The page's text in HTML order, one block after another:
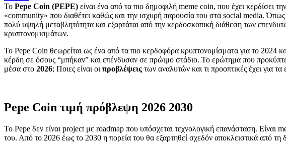
Το Pepe Coin (PEPE) είναι ένα από τα πιο δημοφιλή meme coin, που έχει κερδίσει
«community» που διαθέτει καθώς και την ισχυρή παρουσία του στα social media. Όπως
πολύ υψηλή μεταβλητότητα και εξαρτάται από την κερδοσκοπική διάθεση των
κρυπτονομισμάτων.
Το Pepe Coin θεωρείται ως ένα από τα πιο κερδοφόρα κρυπτονομίσματα για το 2024
κέρδη σε όσους “μπήκαν” και επένδυσαν σε πρώιμο στάδιο. Το ερώτημα που
μέσα στο 2026; Ποιες είναι οι προβλέψεις των αναλυτών και τι προοπτικές έχει για
Pepe Coin τιμή πρόβλεψη 2026 2030
Το Pepe δεν είναι project με roadmap που υπόσχεται τεχνολογική επανάσταση. Είναι
του. Από το 2026 έως το 2030 η πορεία του θα εξαρτηθεί σχεδόν αποκλειστικά από τη